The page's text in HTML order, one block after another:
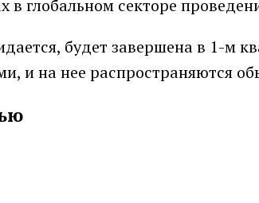
в глобальном секторе
будет завершена в 1-м
и на нее распространяются